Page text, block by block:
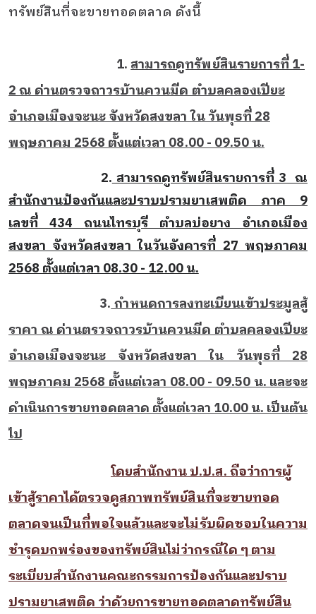
ทรัพย์สินที่จะขายทอดตลาด ดังนี้
1.สามารถดูทรัพย์สินรายการที่ 1-
2 ณ ด่านตรวจถาวรบ้านควนมีด ตำบลคลองเปียะ
อำเภอเมืองจะนะ จังหวัดสงขลา ใน วันพุธที่ 28
พฤษภาคม 2568 ตั้งแต่เวลา 08.00 - 09.50 น.
2.สามารถดูทรัพย์สินรายการที่ 3 ณ
สำนักงานป้องกันและปราบปรามยาเสพติด ภาค 9
เลขที่ 434 ถนนไทรบุรี ตำบลบ่อยาง อำเภอเมือง
สงขลา จังหวัดสงขลา ในวันอังคารที่ 27 พฤษภาคม
2568 ตั้งแต่เวลา 08.30 - 12.00 น.
3.กำหนดการลงทะเบียนเข้าประมูลสู้
ราคา ณ ด่านตรวจถาวรบ้านควนมีด ตำบลคลองเปียะ
อำเภอเมืองจะนะ จังหวัดสงขลา ใน วันพุธที่ 28
พฤษภาคม 2568 ตั้งแต่เวลา 08.00 - 09.50 น. และจะ
ดำเนินการขายทอดตลาด ตั้งแต่เวลา 10.00 น. เป็นต้น
ไป
โดยสำนักงาน ป.ป.ส. ถือว่าการผู้
เข้าสู้ราคาได้ตรวจดูสภาพทรัพย์สินที่จะขายทอด
ตลาดจนเป็นที่พอใจแล้วและจะไม่รับผิดชอบในความ
ชำรุดบกพร่องของทรัพย์สินไม่ว่ากรณีใด ๆ ตาม
ระเบียบสำนักงานคณะกรรมการป้องกันและปราบ
ปรามยาเสพติด ว่าด้วยการขายทอดตลาดทรัพย์สิน